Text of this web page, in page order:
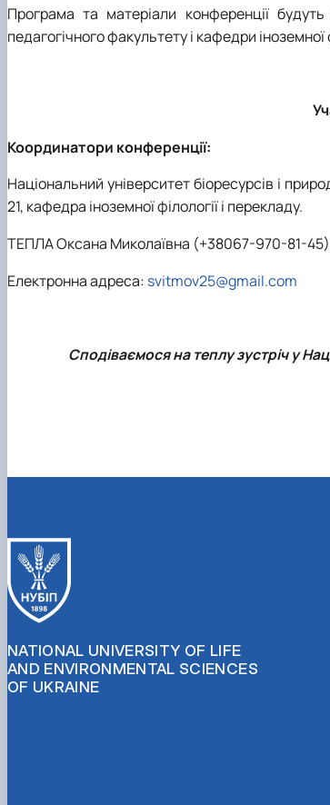
Програма та матеріали конференції
педагогічного факультету і кафедри іноземної
Координатори конференції:
Національний університет біоресурсів і
21, кафедра іноземної філології і перекладу.
ТЕПЛА Оксана Миколаївна (+38067-970-81-45)
Електронна адреса: svitmov25@gmail.com
Сподіваємося на теплу зустріч у
NATIONAL UNIVERSITY OF LIFE
AND ENVIRONMENTAL SCIENCES
OF UKRAINE